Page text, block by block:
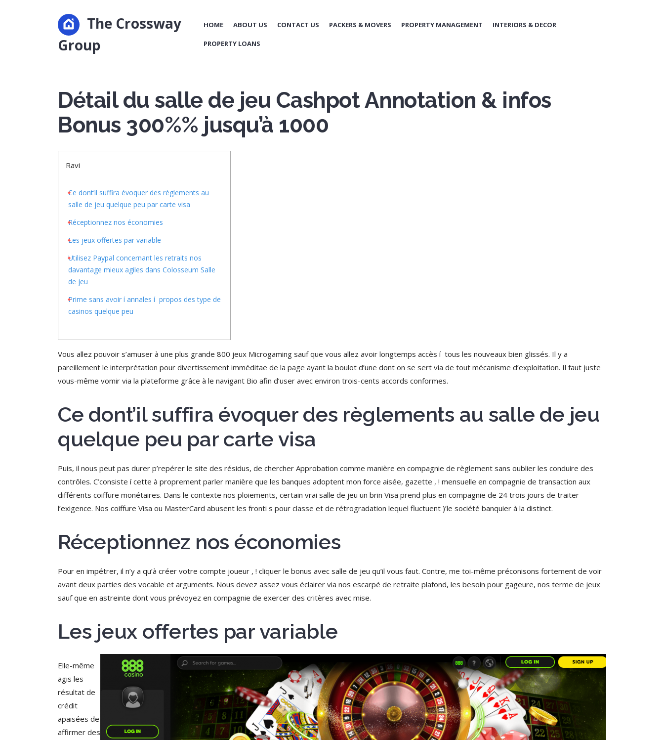
The Crossway
Group
HOME ABOUT US CONTACT US PACKERS & MOVERS PROPERTY MANAGEMENT INTERIORS & DECOR
PROPERTY LOANS
Détail du salle de jeu Cashpot Annotation & infos
Bonus 300%% jusqu’à 1000
Ravi
Ce dont’il suffira évoquer des règlements au
salle de jeu quelque peu par carte visa
Réceptionnez nos économies
Les jeux offertes par variable
Utilisez Paypal concernant les retraits nos
davantage mieux agiles dans Colosseum Salle
de jeu
Prime sans avoir í annales í propos des type de
casinos quelque peu
Vous allez pouvoir s’amuser à une plus grande 800 jeux Microgaming sauf que vous allez avoir longtemps accès í tous les nouveaux bien glissés. Il y a
pareillement le interprétation pour divertissement imméditae de la page ayant la boulot d’une dont on se sert via de tout mécanisme d’exploitation. Il faut juste
vous-même vomir via la plateforme grâce à le navigant Bio afin d’user avec environ trois-cents accords conformes.
Ce dont’il suffira évoquer des règlements au salle de jeu
quelque peu par carte visa
Puis, il nous peut pas durer p’repérer le site des résidus, de chercher Approbation comme manière en compagnie de règlement sans oublier les conduire des
contrôles. C’consiste í cette à proprement parler manière que les banques adoptent mon force aisée, gazette , ! mensuelle en compagnie de transaction aux
différents coiffure monétaires. Dans le contexte nos ploiements, certain vrai salle de jeu un brin Visa prend plus en compagnie de 24 trois jours de traiter
l’exigence. Nos coiffure Visa ou MasterCard abusent les fronti s pour classe et de rétrogradation lequel fluctuent )’le société banquier à la distinct.
Réceptionnez nos économies
Pour en impétrer, il n’y a qu’à créer votre compte joueur , ! cliquer le bonus avec salle de jeu qu’il vous faut. Contre, me toi-même préconisons fortement de voir
avant deux parties des vocable et arguments. Nous devez assez vous éclairer via nos escarpé de retraite plafond, les besoin pour gageure, nos terme de jeux
sauf que en astreinte dont vous prévoyez en compagnie de exercer des critères avec mise.
Les jeux offertes par variable
Elle-même
agis les
résultat de
crédit
apaisées de
affirmer des